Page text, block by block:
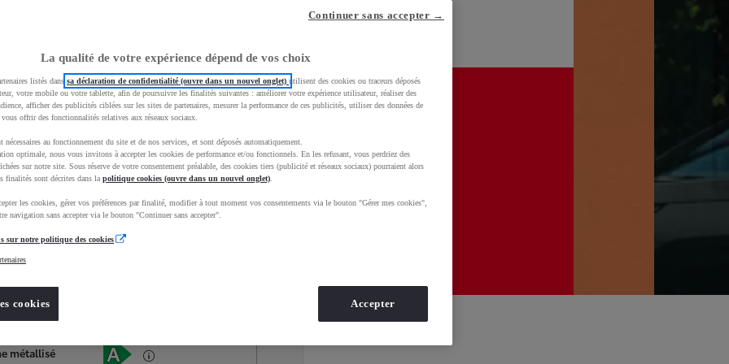
Services Concession
Occasions
métallisé
La qualité de votre expérience dépend de vos choix
listés dans sa déclaration de confidentialité (ouvre dans un nouvel onglet) utilisent des cookies ou traceurs déposés
votre mobile ou votre tablette, afin de poursuivre les finalités suivantes : améliorer votre expérience utilisateur, réaliser des
afficher des publicités ciblées sur les sites de partenaires, mesurer la performance de ces publicités, utiliser des données de
offrir des fonctionnalités relatives aux réseaux sociaux.
nécessaires au fonctionnement du site et de nos services, et sont déposés automatiquement.
optimale, nous vous invitons à accepter les cookies de performance et/ou fonctionnels. En les refusant, vous perdriez des
sur notre site. Sous réserve de votre consentement préalable, des cookies tiers (publicité et réseaux sociaux) pourraient alors
finalités sont décrites dans la politique cookies (ouvre dans un nouvel onglet)
les cookies, gérer vos préférences par finalité, modifier à tout moment vos consentements via le bouton "Gérer mes cookies",
navigation sans accepter via le bouton "Continuer sans accepter".
sur notre politique des cookies
cookies
Continuer sans accepter →
Accepter